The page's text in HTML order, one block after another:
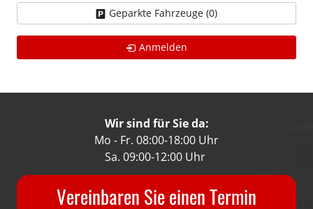
Geparkte Fahrzeuge (0)
Anmelden
Wir sind für Sie da:
Mo - Fr. 08:00-18:00 Uhr
Sa. 09:00-12:00 Uhr
Vereinbaren Sie einen Termin